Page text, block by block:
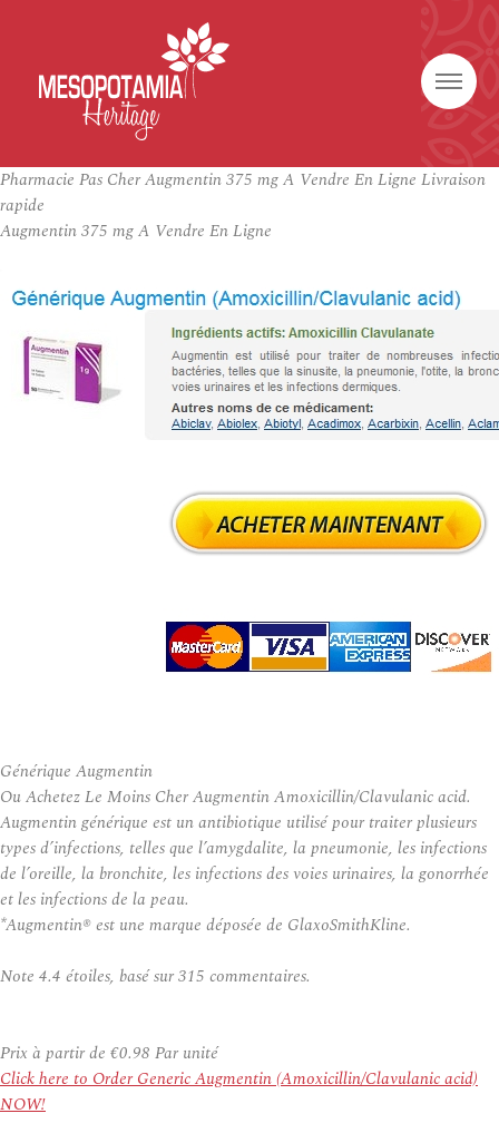
Pharmacie Pas Cher Augmentin 375 mg A Vendre En Ligne Livraison
rapide
Augmentin 375 mg A Vendre En Ligne
Générique Augmentin
Ou Achetez Le Moins Cher Augmentin Amoxicillin/Clavulanic acid.
Augmentin générique est un antibiotique utilisé pour traiter plusieurs
types d’infections, telles que l’amygdalite, la pneumonie, les infections
de l’oreille, la bronchite, les infections des voies urinaires, la gonorrhée
et les infections de la peau.
*Augmentin® est une marque déposée de GlaxoSmithKline.
Note 4.4 étoiles, basé sur315 commentaires.
Prix à partir de €0.98 Par unité
Click here to Order Generic Augmentin (Amoxicillin/Clavulanic acid)
NOW!